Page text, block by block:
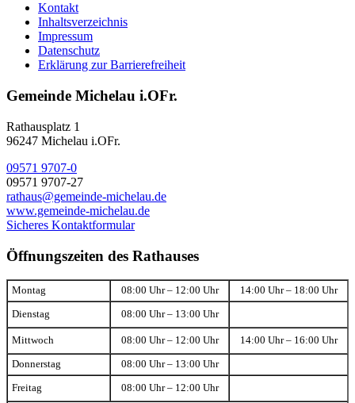
Kontakt
Inhaltsverzeichnis
Impressum
Datenschutz
Erklärung zur Barrierefreiheit
Gemeinde Michelau i.OFr.
Rathausplatz 1
96247 Michelau i.OFr.
09571 9707-0
09571 9707-27
rathaus@gemeinde-michelau.de
www.gemeinde-michelau.de
Sicheres Kontaktformular
Öffnungszeiten des Rathauses
Montag 08:00 Uhr – 12:00 Uhr 14:00 Uhr – 18:00 Uhr
Dienstag 08:00 Uhr – 13:00 Uhr
Mittwoch 08:00 Uhr – 12:00 Uhr 14:00 Uhr – 16:00 Uhr
Donnerstag 08:00 Uhr – 13:00 Uhr
Freitag 08:00 Uhr – 12:00 Uhr